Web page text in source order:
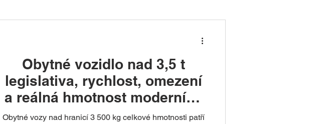
Obytné vozidlo nad 3,5 t
legislativa, rychlost, omezení
a reálná hmotnost moderních
karavanů
Obytné vozy nad hranicí 3 500 kg celkové hmotnosti patří